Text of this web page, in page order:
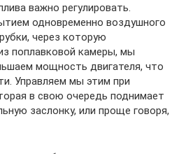
важно регулировать.
одновременно воздушного
через которую
поплавковой камеры, мы
мощность двигателя, что
Управляем мы этим при
в свою очередь поднимает
заслонку, или проще говоря,